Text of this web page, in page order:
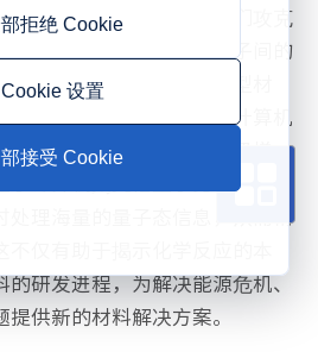
量子计算机成为了科学家们攻克
以量子化学为例，理解分子间的
微观机制，对于开发新型材
创新药物至关重要。传统计算机
时，由于计算量呈指数级增
计算机则凭借量子比特的叠加
处理海量的量子态信息，从而精
仅有助于揭示化学反应的本
研发进程，为解决能源危机、
供新的材料解决方案。
拒绝 Cookie
Cookie 设置
接受 Cookie